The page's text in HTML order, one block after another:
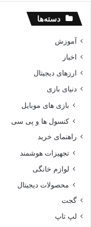
دسته‌ها
آموزش
اخبار
ارزهای دیجیتال
دنیای بازی
بازی های موبایل
کنسول ها و پی سی
راهنمای خرید
تجهیزات هوشمند
لوازم خانگی
محصولات دیجیتال
گجت
لپ تاپ